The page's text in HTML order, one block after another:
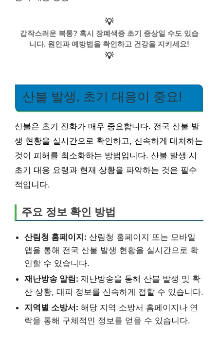
💡
갑작스러운 복통? 혹시 장폐색증 초기 증상일 수도 있습
니다. 원인과 예방법을 확인하고 건강을 지키세요!
💡
산불 발생, 초기 대응이 중요!
산불은 초기 진화가 매우 중요합니다. 전국 산불 발
생 현황을 실시간으로 확인하고, 신속하게 대처하는
것이 피해를 최소화하는 방법입니다. 산불 발생 시
초기 대응 요령과 현재 상황을 파악하는 것은 필수
적입니다.
주요 정보 확인 방법
산림청 홈페이지: 산림청 홈페이지 또는 모바일
앱을 통해 전국 산불 발생 현황을 실시간으로 확
인할 수 있습니다.
재난방송 알림: 재난방송을 통해 산불 발생 및 확
산 상황, 대피 정보를 신속하게 접할 수 있습니다.
지역별 소방서: 해당 지역 소방서 홈페이지나 연
락을 통해 구체적인 정보를 얻을 수 있습니다.